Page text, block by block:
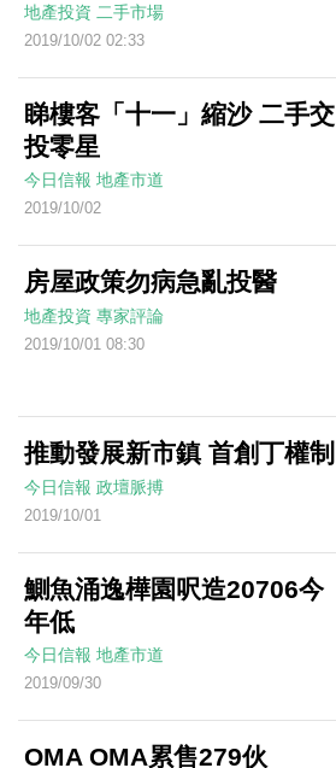
地產投資 二手市場
2019/10/02 02:33
睇樓客「十一」縮沙 二手交
投零星
今日信報 地產市道
2019/10/02
房屋政策勿病急亂投醫
地產投資 專家評論
2019/10/01 08:30
推動發展新市鎮 首創丁權制
今日信報 政壇脈搏
2019/10/01
鰂魚涌逸樺園呎造20706今
年低
今日信報 地產市道
2019/09/30
OMA OMA累售279伙